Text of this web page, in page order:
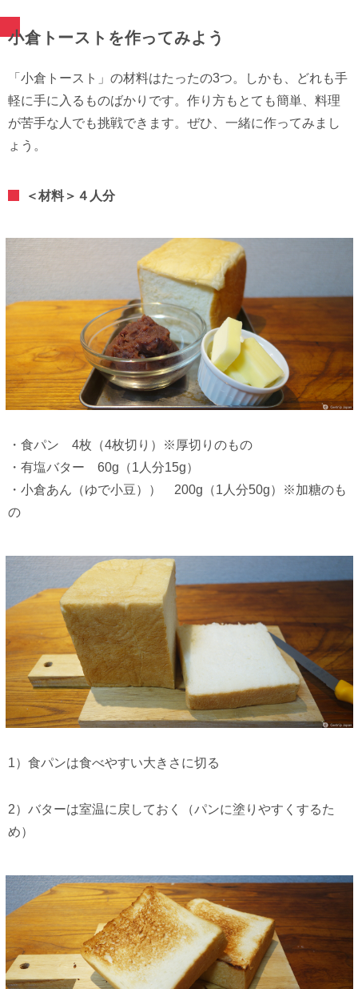
小倉トーストを作ってみよう
「小倉トースト」の材料はたったの3つ。しかも、どれも手
軽に手に入るものばかりです。作り方もとても簡単、料理
が苦手な人でも挑戦できます。ぜひ、一緒に作ってみまし
ょう。
＜材料＞４人分
・食パン 4枚（4枚切り）※厚切りのもの
・有塩バター 60g（1人分15g）
・小倉あん（ゆで小豆）） 200g（1人分50g）※加糖のも
の
1）食パンは食べやすい大きさに切る
2）バターは室温に戻しておく（パンに塗りやすくするた
め）